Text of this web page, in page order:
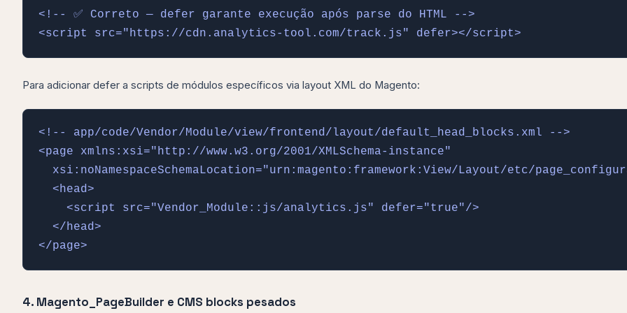
<!-- ✅ Correto — defer garante execução após parse do HTML -->
<script src="https://cdn.analytics-tool.com/track.js" defer></script>
Para adicionar defer a scripts de módulos específicos via layout XML do Magento:
<!-- app/code/Vendor/Module/view/frontend/layout/default_head_blocks.xml -->
<page xmlns:xsi="http://www.w3.org/2001/XMLSchema-instance"
xsi:noNamespaceSchemaLocation="urn:magento:framework:View/Layout/etc/
  <head>
    <script src="Vendor_Module::js/analytics.js" defer="true"/>
  </head>
</page>
4. Magento_PageBuilder e CMS blocks pesados